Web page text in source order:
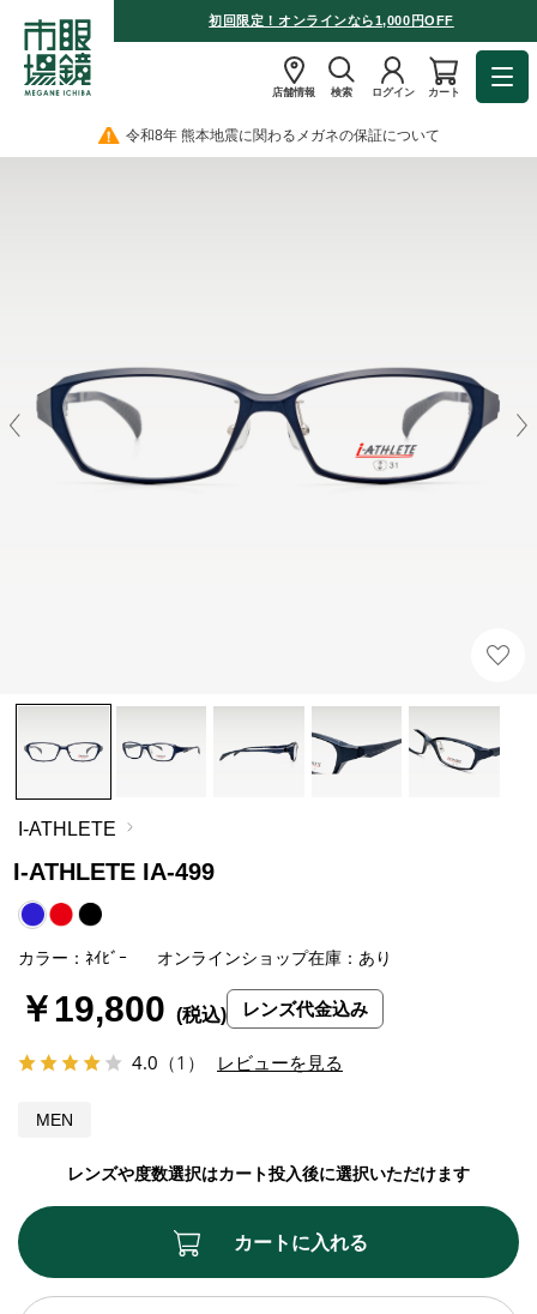
初回限定！オンラインなら1,000円OFF
店舗情報 検索 ログイン カート
令和8年 熊本地震に関わるメガネの保証について
I-ATHLETE
I-ATHLETE IA-499
4.0 （1） レビューを見る
MEN
カラー：ﾈｲﾋﾞｰ オンラインショップ在庫：あり
レンズや度数選択はカート投入後に選択いただけます
￥19,800 レンズ代金込み
カートに入れる